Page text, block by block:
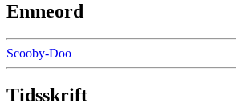
Emneord
Scooby-Doo
Tidsskrift